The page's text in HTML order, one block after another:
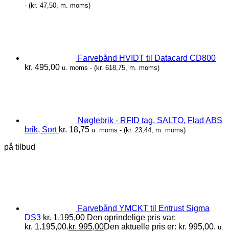
- (kr. 47,50, m. moms)
Farvebånd HVIDT til Datacard CD800
kr. 495,00 u. moms - (kr. 618,75, m. moms)
Nøglebrik - RFID tag, SALTO, Flad ABS
brik, Sort kr. 18,75 u. moms - (kr. 23,44, m. moms)
på tilbud
Farvebånd YMCKT til Entrust Sigma
DS3 kr.1.195,00 Den oprindelige pris var:
kr. 1.195,00.kr. 995,00Den aktuelle pris er: kr. 995,00. u.